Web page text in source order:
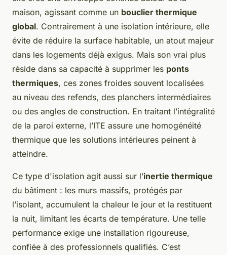
maison, agissant comme un bouclier thermique
global. Contrairement à une isolation intérieure, elle
évite de réduire la surface habitable, un atout majeur
dans les logements déjà exigus. Mais son vrai plus
réside dans sa capacité à supprimer les ponts
thermiques, ces zones froides souvent localisées
au niveau des refends, des planchers intermédiaires
ou des angles de construction. En traitant l’intégralité
de la paroi externe, l’ITE assure une homogénéité
thermique que les solutions intérieures peinent à
atteindre.
Ce type d'isolation agit aussi sur l’inertie thermique
du bâtiment : les murs massifs, protégés par
l’isolant, accumulent la chaleur le jour et la restituent
la nuit, limitant les écarts de température. Une telle
performance exige une installation rigoureuse,
confiée à des professionnels qualifiés. C’est